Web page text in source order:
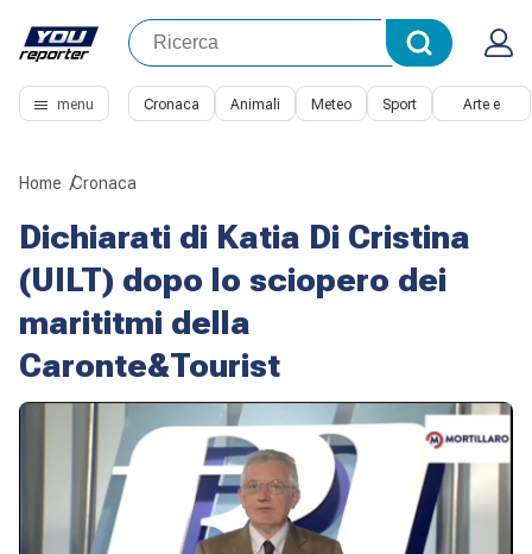
menu Cronaca Animali Meteo Sport Arte e
Home Cronaca
Dichiarati di Katia Di Cristina
(UILT) dopo lo sciopero dei
marititmi della
Caronte&Tourist